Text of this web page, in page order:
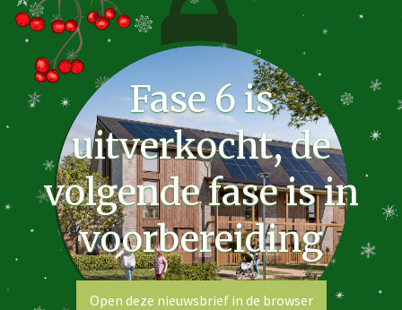
Fase 6 is
uitverkocht, de
volgende fase is in
voorbereiding
Open deze nieuwsbrief in de browser